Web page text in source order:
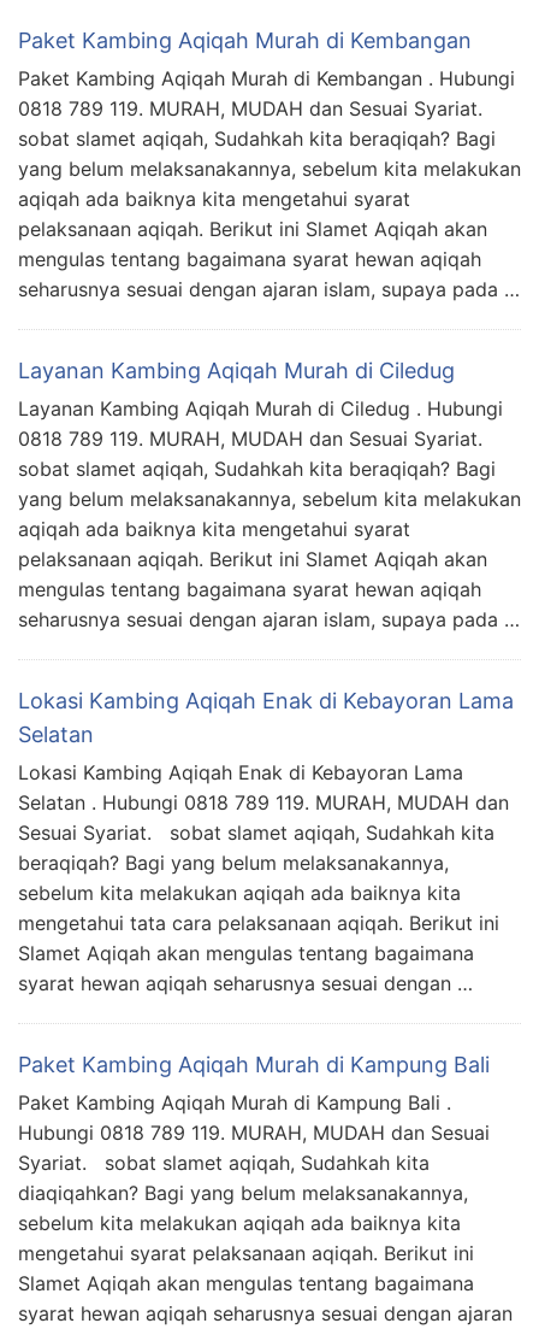
Paket Kambing Aqiqah Murah di Kembangan
Paket Kambing Aqiqah Murah di Kembangan . Hubungi
0818 789 119. MURAH, MUDAH dan Sesuai Syariat.
sobat slamet aqiqah, Sudahkah kita beraqiqah? Bagi
yang belum melaksanakannya, sebelum kita melakukan
aqiqah ada baiknya kita mengetahui syarat
pelaksanaan aqiqah. Berikut ini Slamet Aqiqah akan
mengulas tentang bagaimana syarat hewan aqiqah
seharusnya sesuai dengan ajaran islam, supaya pada …
Layanan Kambing Aqiqah Murah di Ciledug
Layanan Kambing Aqiqah Murah di Ciledug . Hubungi
0818 789 119. MURAH, MUDAH dan Sesuai Syariat.
sobat slamet aqiqah, Sudahkah kita beraqiqah? Bagi
yang belum melaksanakannya, sebelum kita melakukan
aqiqah ada baiknya kita mengetahui syarat
pelaksanaan aqiqah. Berikut ini Slamet Aqiqah akan
mengulas tentang bagaimana syarat hewan aqiqah
seharusnya sesuai dengan ajaran islam, supaya pada …
Lokasi Kambing Aqiqah Enak di Kebayoran Lama
Selatan
Lokasi Kambing Aqiqah Enak di Kebayoran Lama
Selatan . Hubungi 0818 789 119. MURAH, MUDAH dan
Sesuai Syariat. sobat slamet aqiqah, Sudahkah kita
beraqiqah? Bagi yang belum melaksanakannya,
sebelum kita melakukan aqiqah ada baiknya kita
mengetahui tata cara pelaksanaan aqiqah. Berikut ini
Slamet Aqiqah akan mengulas tentang bagaimana
syarat hewan aqiqah seharusnya sesuai dengan …
Paket Kambing Aqiqah Murah di Kampung Bali
Paket Kambing Aqiqah Murah di Kampung Bali .
Hubungi 0818 789 119. MURAH, MUDAH dan Sesuai
Syariat. sobat slamet aqiqah, Sudahkah kita
diaqiqahkan? Bagi yang belum melaksanakannya,
sebelum kita melakukan aqiqah ada baiknya kita
mengetahui syarat pelaksanaan aqiqah. Berikut ini
Slamet Aqiqah akan mengulas tentang bagaimana
syarat hewan aqiqah seharusnya sesuai dengan ajaran